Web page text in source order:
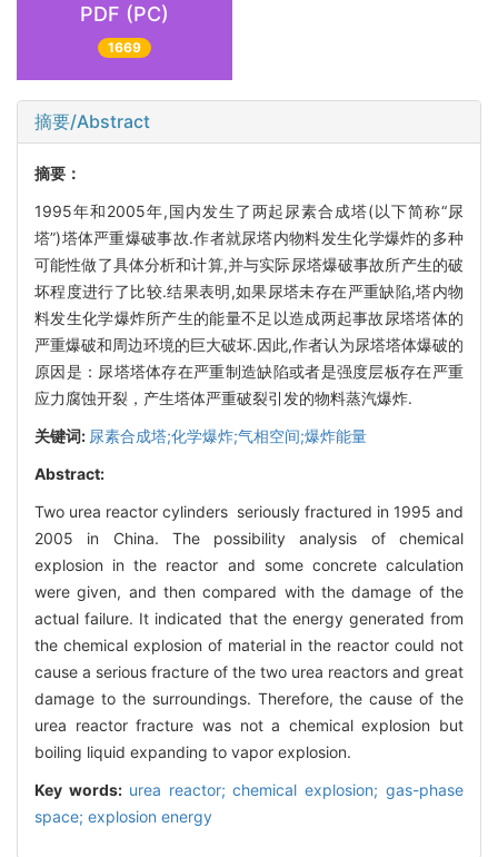
PDF (PC)
1669
摘要/Abstract
摘要：
1995年和2005年,国内发生了两起尿素合成塔(以下简称“尿
塔”)塔体严重爆破事故.作者就尿塔内物料发生化学爆炸的多种
可能性做了具体分析和计算,并与实际尿塔爆破事故所产生的破
坏程度进行了比较.结果表明,如果尿塔未存在严重缺陷,塔内物
料发生化学爆炸所产生的能量不足以造成两起事故尿塔塔体的
严重爆破和周边环境的巨大破坏.因此,作者认为尿塔塔体爆破的
原因是：尿塔塔体存在严重制造缺陷或者是强度层板存在严重
应力腐蚀开裂，产生塔体严重破裂引发的物料蒸汽爆炸.
关键词: 尿素合成塔;化学爆炸;气相空间;爆炸能量
Abstract:
Two urea reactor cylinders seriously fractured in 1995 and
2005 in China. The possibility analysis of chemical
explosion in the reactor and some concrete calculation
were given, and then compared with the damage of the
actual failure. It indicated that the energy generated from
the chemical explosion of material in the reactor could not
cause a serious fracture of the two urea reactors and great
damage to the surroundings. Therefore, the cause of the
urea reactor fracture was not a chemical explosion but
boiling liquid expanding to vapor explosion.
Key words: urea reactor; chemical explosion; gas-phase
space; explosion energy